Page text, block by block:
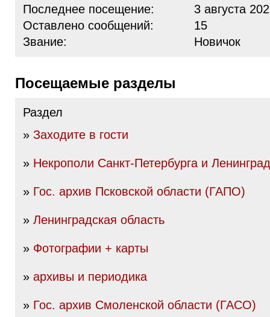
Последнее посещение:
3 августа
Оставлено сообщений:
15
Звание:
Новичок
Посещаемые разделы
Раздел
» Заходите в гости
» Некрополи Санкт-Петербурга и
» Гос. архив Псковской области (ГАПО)
» Ленинградская область
» Фотографии + карты
» архивы и периодика
» Гос. архив Смоленской области (ГАСО)